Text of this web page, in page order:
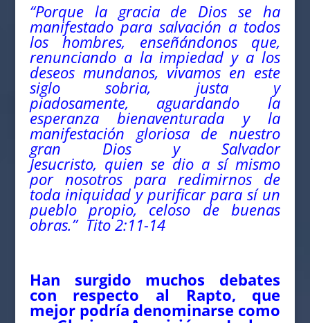
“Porque la gracia de Dios se ha
manifestado para salvación a todos
los hombres, enseñándonos que,
renunciando a la impiedad y a los
deseos mundanos, vivamos en este
siglo sobria, justa y
piadosamente, aguardando la
esperanza bienaventurada y la
manifestación gloriosa de nuestro
gran Dios y Salvador
Jesucristo, quien se dio a sí mismo
por nosotros para redimirnos de
toda iniquidad y purificar para sí un
pueblo propio, celoso de buenas
obras.” Tito 2:11-14
Han surgido muchos debates
con respecto al Rapto, que
mejor podría denominarse como